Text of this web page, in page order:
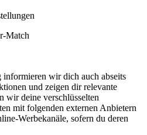
Match
wir dich auch abseits
und zeigen dir relevante
wir deine verschlüsselten
mit folgenden externen Anbietern
Werbekanäle, sofern du deren